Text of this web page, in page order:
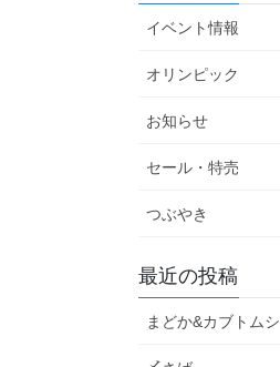
イベント情報
オリンピック
お知らせ
セール・特売
つぶやき
最近の投稿
まどか&カブトムシ